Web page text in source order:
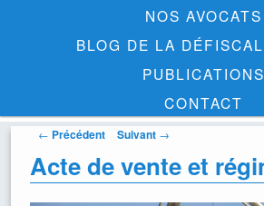
NOS AVOCATS
BLOG DE LA
PUBLICATIONS
CONTACT
Navigation
articles
← Précédent Suivant →
Acte de vente et